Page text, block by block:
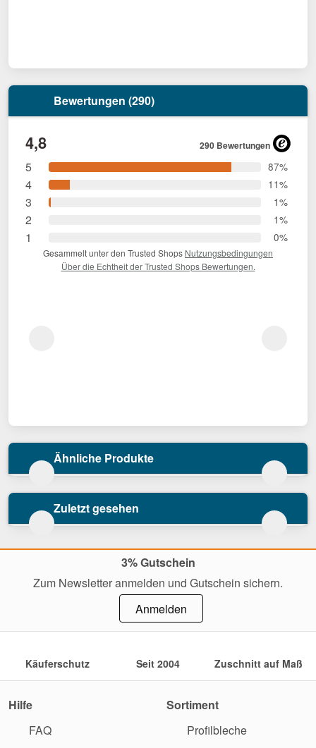
Bewertungen (290)
4,8 290 Bewertungen
5 87%
4 11%
3 1%
2 1%
1 0%
Gesammelt unter den Trusted Shops Nutzungsbedingungen
Über die Echtheit der Trusted Shops Bewertungen.
Ähnliche Produkte
Zuletzt gesehen
3% Gutschein
Zum Newsletter anmelden und Gutschein sichern.
Anmelden
Käuferschutz Seit 2004 Zuschnitt auf Maß
Hilfe
FAQ
Sortiment
Profilbleche